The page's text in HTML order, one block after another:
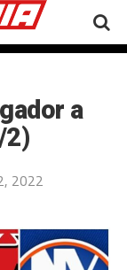
a
2)
2022